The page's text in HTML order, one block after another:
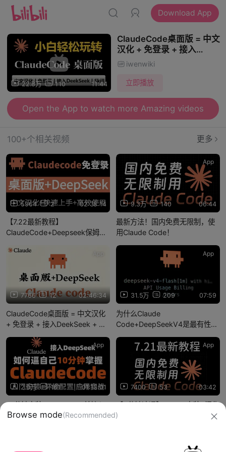
Download App
22.8万 110 11:44
ClaudeCode桌面版 = 中文
汉化 + 免登录 + 接入
DeekSeek + 安装自己的
Skill
iwenwiki
立即播放
Open the App to watch more Amazing videos
100+个相关视频 更多
5964 2 02:38:14
App
【7.22最新教程】
ClaudeCode+Deepseek保姆级
汉化 + 免登 + 自定义 Skill.小白
新手一遍学会！
9.3万 140 06:44
App
最新方法！国内免费无限制，使
用Claude Code！
7766 12 02:46:34
App
ClaudeCode桌面版 = 中文汉化
+ 免登录 + 接入DeekSeek + 安
31.5万 209 07:59
App
为什么Claude
Code+DeepSeekV4是最有性价
2.0万 161 01:13:01
App
10分钟安装ClaudeCode并接入
DeepSeek，入门安装+环境配置
7400 53 03:42
App
【3分钟速通】Claude安装+汉化
+白嫖opus4.8教程
Browse mode(Recommended)